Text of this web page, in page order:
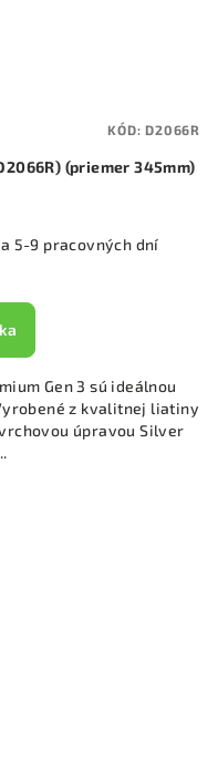
(priemer 345mm)
5-9 pracovných dní
Gen 3 sú ideálnou
z kvalitnej liatiny
úpravou Silver
KÓD:D2066R